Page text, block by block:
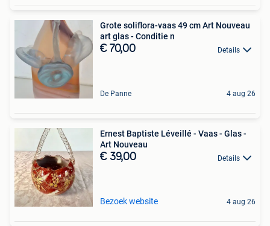
Grote soliflora-vaas 49 cm Art Nouveau
art glas - Conditie n
€ 70,00 Details
De Panne 4 aug 26
Ernest Baptiste Léveillé - Vaas - Glas -
Art Nouveau
€ 39,00 Details
Bezoek website 4 aug 26